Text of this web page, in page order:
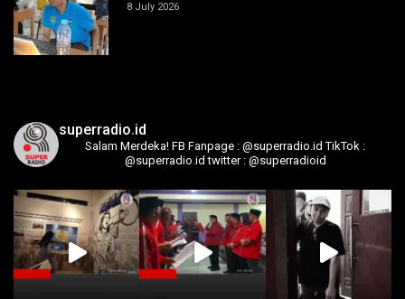
8 July 2026
superradio.id
Salam Merdeka! FB Fanpage : @superradio.id TikTok :
@superradio.id twitter : @superradioid